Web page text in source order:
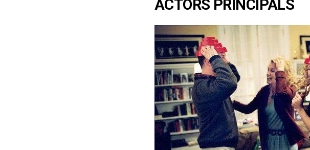
ACTORS PRINCIPALS